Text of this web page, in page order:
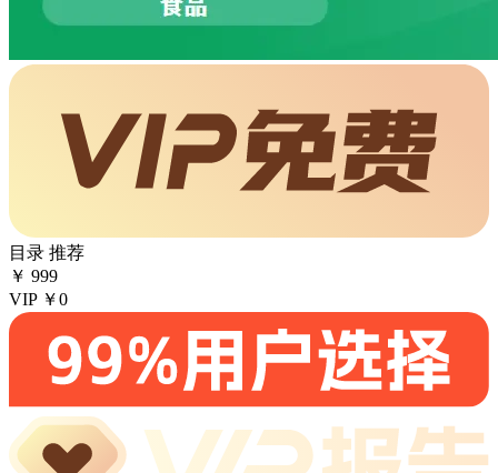
目录 推荐
￥ 999
VIP ￥0